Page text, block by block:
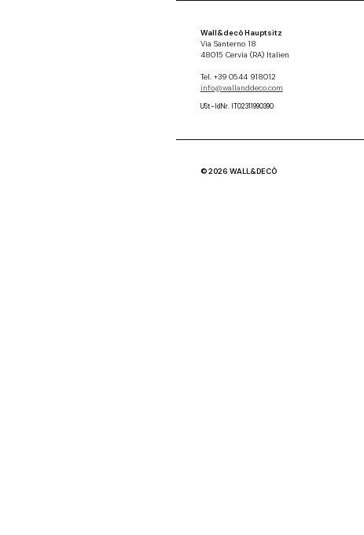
Wall&decò Hauptsitz
Via Santerno 18
48015 Cervia (RA) Italien
Tel. +39 0544 918012
info@wallanddeco.com
USt-IdNr. IT02311990390
© 2026 WALL&DECÒ